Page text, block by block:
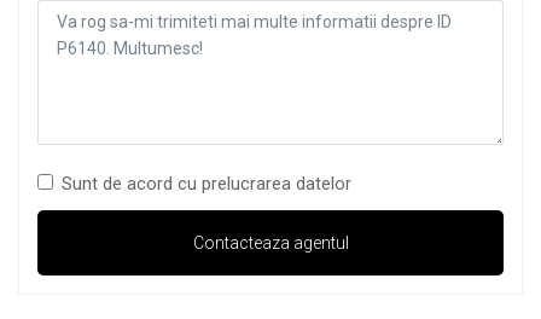
Sunt de acord cu prelucrarea datelor